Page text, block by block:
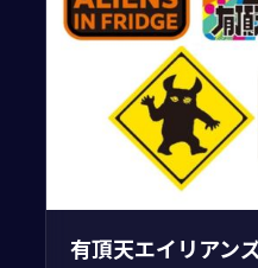
有頂天エイリアン